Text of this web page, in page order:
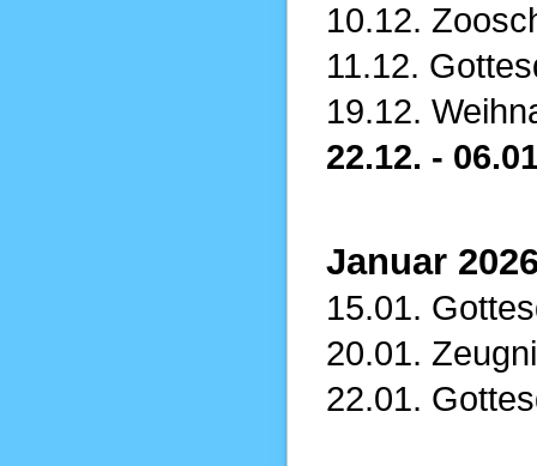
10.12.
11.12.
19.12.
22.12. -
Januar
15.01.
20.01.
22.01.